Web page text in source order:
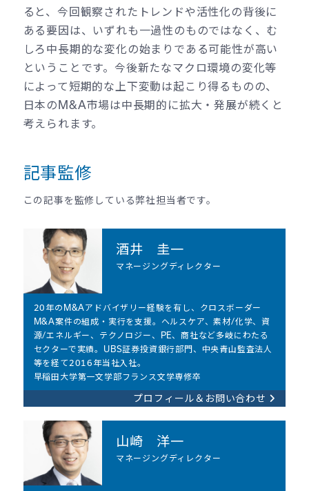
ると、今回観察されたトレンドや活性化の背後に
ある要因は、いずれも一過性のものではなく、む
しろ中長期的な変化の始まりである可能性が高い
ということです。今後新たなマクロ環境の変化等
によって短期的な上下変動は起こり得るものの、
日本のM&A市場は中長期的に拡大・発展が続くと
考えられます。
記事監修
この記事を監修している弊社担当者です。
酒井 圭一
マネージングディレクター
20年のM&Aアドバイザリー経験を有し、クロスボーダー
M&A案件の組成・実行を支援。ヘルスケア、素材/化学、資
源/エネルギー、テクノロジー、PE、商社など多岐にわたる
セクターで実績。UBS証券投資銀行部門、中央青山監査法人
等を経て2016年当社入社。
早稲田大学第一文学部フランス文学専修卒
プロフィール＆お問い合わせ
山崎 洋一
マネージングディレクター